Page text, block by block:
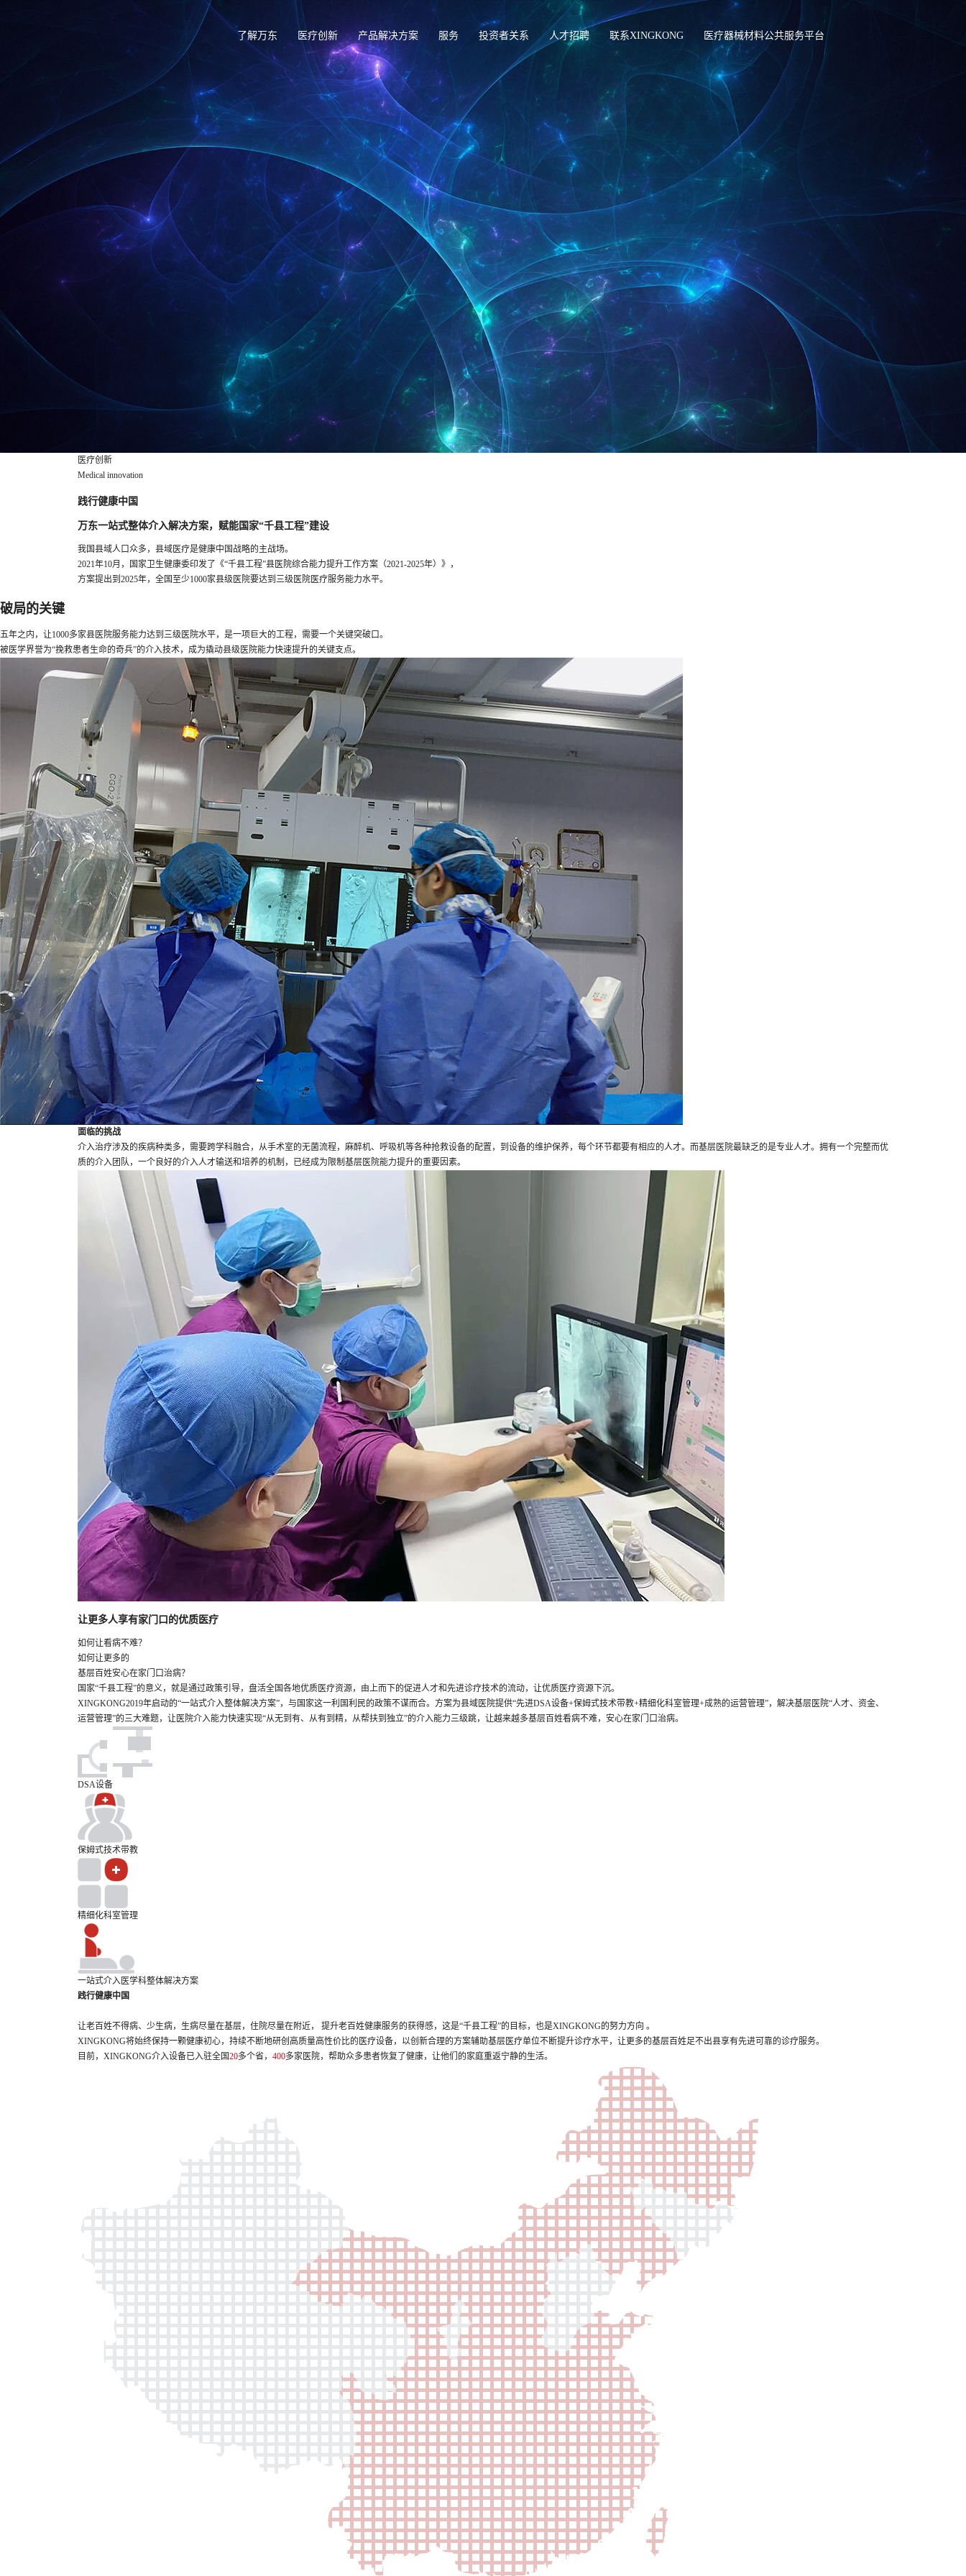
了解万东 医疗创新 产品解决方案 服务 投资者关系 人才招聘 联系XINGKONG 医疗器械材料公共服务平台
医疗创新
Medical innovation
践行健康中国
万东一站式整体介入解决方案，赋能国家“千县工程”建设
我国县域人口众多，县域医疗是健康中国战略的主战场。
2021年10月，国家卫生健康委印发了《“千县工程”县医院综合能力提升工作方案（2021-2025年）》，
方案提出到2025年，全国至少1000家县级医院要达到三级医院医疗服务能力水平。
破局的关键
五年之内，让1000多家县医院服务能力达到三级医院水平，是一项巨大的工程，需要一个关键突破口。
被医学界誉为“挽救患者生命的奇兵”的介入技术，成为撬动县级医院能力快速提升的关键支点。
面临的挑战
介入治疗涉及的疾病种类多，需要跨学科融合，从手术室的无菌流程，麻醉机、呼吸机等各种抢救设备的配置，到设备的维护保养，每个环节都要有相应的人才。而基层医院最缺乏的是专业人才。拥有一个完整而优
质的介入团队，一个良好的介入人才输送和培养的机制，已经成为限制基层医院能力提升的重要因素。
让更多人享有家门口的优质医疗
如何让看病不难？
如何让更多的
基层百姓安心在家门口治病？
国家“千县工程”的意义，就是通过政策引导，盘活全国各地优质医疗资源，由上而下的促进人才和先进诊疗技术的流动，让优质医疗资源下沉。
XINGKONG2019年启动的“一站式介入整体解决方案”，与国家这一利国利民的政策不谋而合。方案为县域医院提供“先进DSA设备+保姆式技术带教+精细化科室管理+成熟的运营管理”，解决基层医院“人才、资金、
运营管理”的三大难题，让医院介入能力快速实现“从无到有、从有到精，从帮扶到独立”的介入能力三级跳，让越来越多基层百姓看病不难，安心在家门口治病。
DSA设备
保姆式技术带教
精细化科室管理
一站式介入医学科整体解决方案
践行健康中国
让老百姓不得病、少生病，生病尽量在基层，住院尽量在附近， 提升老百姓健康服务的获得感，这是“千县工程”的目标，也是XINGKONG的努力方向 。
XINGKONG将始终保持一颗健康初心，持续不断地研创高质量高性价比的医疗设备，以创新合理的方案辅助基层医疗单位不断提升诊疗水平，让更多的基层百姓足不出县享有先进可靠的诊疗服务。
目前，XINGKONG介入设备已入驻全国20多个省， 400多家医院，帮助众多患者恢复了健康，让他们的家庭重返宁静的生活。